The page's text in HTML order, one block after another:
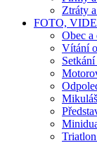
Ztráty
FOTO,
Obec
Vítání